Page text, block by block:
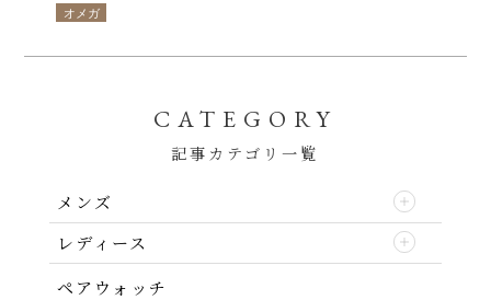
オメガ
CATEGORY
記事カテゴリ一覧
メンズ
レディース
ペアウォッチ